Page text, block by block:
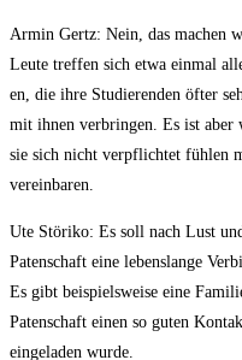
Armin Gertz: Nein, das machen
Leu­te tref­fen sich etwa ein­mal
en, die ihre Stu­die­ren­den öfter
mit ihnen ver­brin­gen. Es ist aber
sie sich nicht ver­pflich­tet füh­len
vereinbaren.
Ute Stö­ri­ko: Es soll nach Lust
Paten­schaft eine lebens­lan­ge
Es gibt bei­spiels­wei­se eine
Paten­schaft einen so guten
ein­ge­la­den wurde.